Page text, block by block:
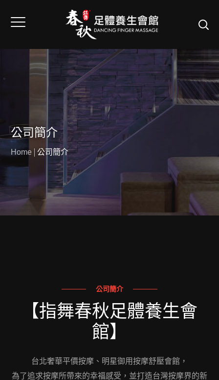
公司簡介
Home 公司簡介
公司簡介
【指舞春秋足體養生會
館】
台北奢華平價按摩、明星御用按摩舒壓會館，
為了追求按摩所帶來的幸福感受，並打造台灣按摩界的新